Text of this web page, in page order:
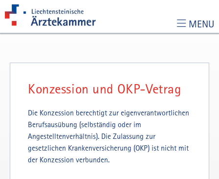
MENU
Konzession und OKP-Vetrag
Die Konzession berechtigt zur eigenverantwortlichen
Berufsausübung (selbständig oder im
Angestelltenverhältnis). Die Zulassung zur
gesetzlichen Krankenversicherung (OKP) ist nicht mit
der Konzession verbunden.